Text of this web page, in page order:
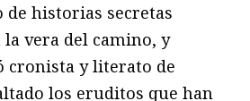
de historias secretas
la vera del camino, y
cronista y literato de
los eruditos que han